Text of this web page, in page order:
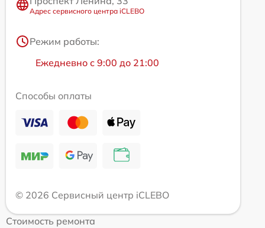
Адрес сервисного центра iCLEBO
Режим работы:
Ежедневно с 9:00 до 21:00
Способы оплаты
© 2026 Сервисный центр iCLEBO
Стоимость ремонта